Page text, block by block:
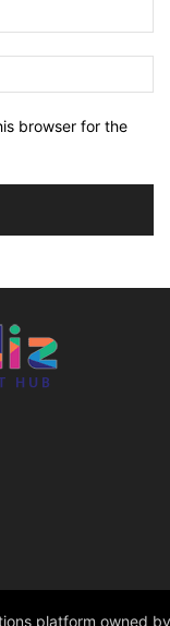
browser for the
platform owned by